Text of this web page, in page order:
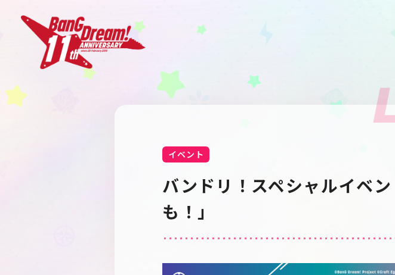
イベント
バンドリ！スペシャルイベ
も！」